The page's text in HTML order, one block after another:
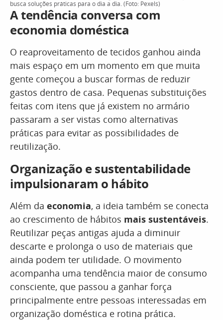
busca soluções práticas para o dia a dia. (Foto: Pexels)
A tendência conversa com
economia doméstica
O reaproveitamento de tecidos ganhou ainda
mais espaço em um momento em que muita
gente começou a buscar formas de reduzir
gastos dentro de casa. Pequenas substituições
feitas com itens que já existem no armário
passaram a ser vistas como alternativas
práticas para evitar as possibilidades de
reutilização.
Organização e sustentabilidade
impulsionaram o hábito
Além da economia, a ideia também se conecta
ao crescimento de hábitos mais sustentáveis.
Reutilizar peças antigas ajuda a diminuir
descarte e prolonga o uso de materiais que
ainda podem ter utilidade. O movimento
acompanha uma tendência maior de consumo
consciente, que passou a ganhar força
principalmente entre pessoas interessadas em
organização doméstica e rotina prática.